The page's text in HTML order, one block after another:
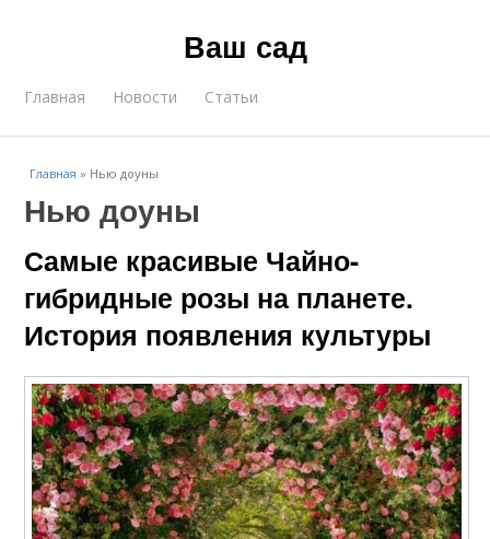
Ваш сад
Главная Новости Статьи
Главная » Нью доуны
Нью доуны
Самые красивые Чайно-
гибридные розы на планете.
История появления культуры